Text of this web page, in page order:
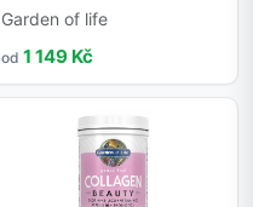
Garden of life
od 1 149 Kč